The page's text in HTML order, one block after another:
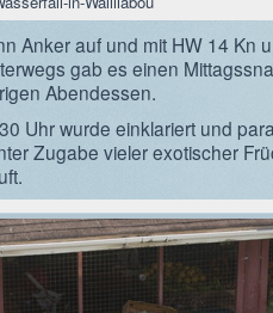
Anker auf und mit HW 14 Kn
gab es einen
Abendessen.
Uhr wurde einklariert und
Zugabe vieler exotischer